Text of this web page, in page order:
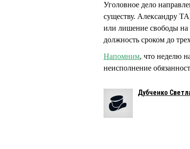
Уголовное дело
существу. Александру
или лишение свободы на
должность сроком до
Напомним, что неделю
неисполнение
Дубченко